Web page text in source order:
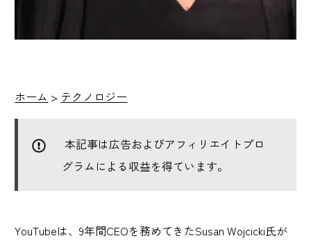
ホーム > テクノロジー
本記事は広告およびアフィリエイトプロ
グラムによる収益を得ています。
YouTubeは、9年間CEOを務めてきたSusan Wojcicki氏が